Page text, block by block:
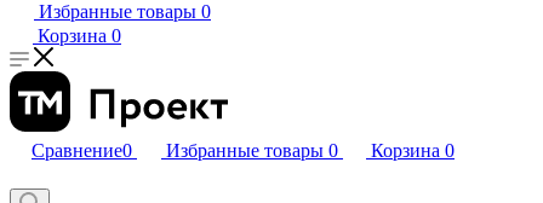
Избранные товары 0
Корзина 0
Сравнение0 Избранные товары 0 Корзина 0